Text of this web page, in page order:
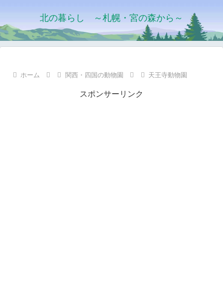
北の暮らし ～札幌・宮の森から～
ホーム 関西・四国の動物園 天王寺動物園
スポンサーリンク